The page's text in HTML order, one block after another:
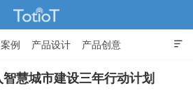

例 产品设计 产品创意
慧城市建设三年行动计划